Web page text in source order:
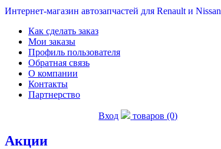
Интернет-магазин автозапчастей для Renault и Nissan
Как сделать заказ
Мои заказы
Профиль пользователя
Обратная связь
О компании
Контакты
Партнерство
Вход товаров (0)
Акции